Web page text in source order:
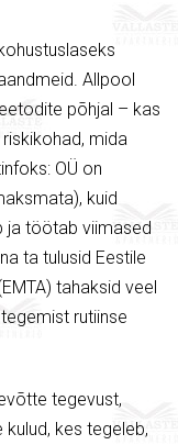
Allpool
põhjal – kas
mida
OÜ on
kuid
ja töötab viimased
ta tulusid Eestile
tahaksid veel
rutiinse
tegevust,
kes tegeleb,